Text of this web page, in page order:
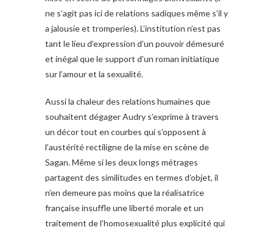
ne s’agit pas ici de relations sadiques même s’il y
a jalousie et tromperies). L’institution n’est pas
tant le lieu d’expression d’un pouvoir démesuré
et inégal que le support d’un roman initiatique
sur l’amour et la sexualité.
Aussi la chaleur des relations humaines que
souhaitent dégager Audry s’exprime à travers
un décor tout en courbes qui s’opposent à
l’austérité rectiligne de la mise en scène de
Sagan. Même si les deux longs métrages
partagent des similitudes en termes d’objet, il
n’en demeure pas moins que la réalisatrice
française insuffle une liberté morale et un
traitement de l’homosexualité plus explicité qui